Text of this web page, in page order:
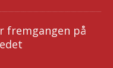
på